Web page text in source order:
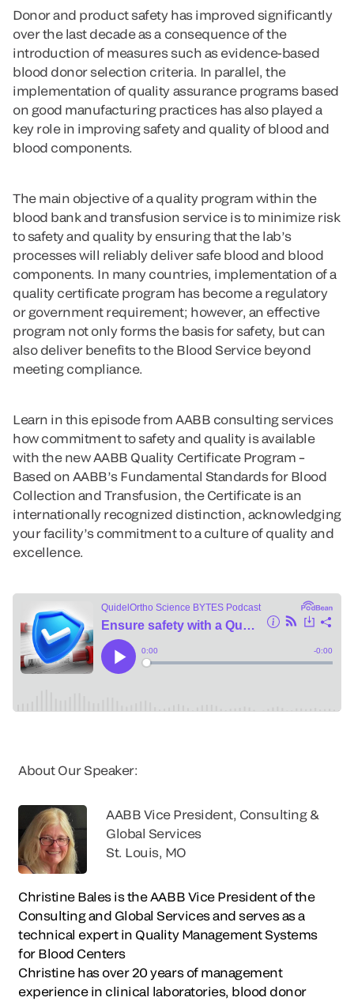
Donor and product safety has improved significantly
over the last decade as a consequence of the
introduction of measures such as evidence-based
blood donor selection criteria. In parallel, the
implementation of quality assurance programs based
on good manufacturing practices has also played a
key role in improving safety and quality of blood and
blood components.
The main objective of a quality program within the
blood bank and transfusion service is to minimize risk
to safety and quality by ensuring that the lab’s
processes will reliably deliver safe blood and blood
components. In many countries, implementation of a
quality certificate program has become a regulatory
or government requirement; however, an effective
program not only forms the basis for safety, but can
also deliver benefits to the Blood Service beyond
meeting compliance.
Learn in this episode from AABB consulting services
how commitment to safety and quality is available
with the new AABB Quality Certificate Program –
Based on AABB’s Fundamental Standards for Blood
Collection and Transfusion, the Certificate is an
internationally recognized distinction, acknowledging
your facility’s commitment to a culture of quality and
excellence.
About Our Speaker:
AABB Vice President, Consulting &
Global Services
St. Louis, MO
Christine Bales is the AABB Vice President of the
Consulting and Global Services and serves as a
technical expert in Quality Management Systems
for Blood Centers
Christine has over 20 years of management
experience in clinical laboratories, blood donor